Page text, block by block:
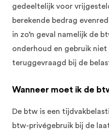
gedeeltelijk voor
berekende bedrag
in zo’n geval namelijk de
onderhoud en gebruik
teruggevraagd bij de
Wanneer moet ik de
De btw is een
btw-privégebruik bij de